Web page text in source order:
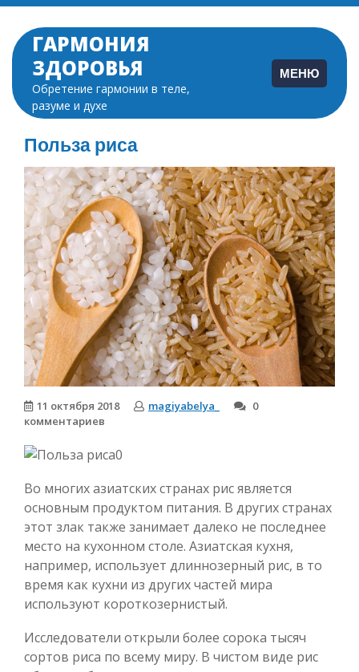
Перейти
содержимому
ГАРМОНИЯ
ЗДОРОВЬЯ
Обретение гармонии в теле,
разуме и духе
МЕНЮ
Польза риса
11 октября 2018 magiyabelya_
0
комментариев
Во многих азиатских странах рис является
основным продуктом питания. В других странах
этот злак также занимает далеко не последнее
место на кухонном столе. Азиатская кухня,
например, использует длиннозерный рис, в то
время как кухни из других частей мира
используют короткозернистый.
Исследователи открыли более сорока тысяч
сортов риса по всему миру. В чистом виде рис